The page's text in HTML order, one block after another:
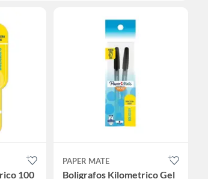
100
PAPER MATE
Boligrafos Kilometrico Gel